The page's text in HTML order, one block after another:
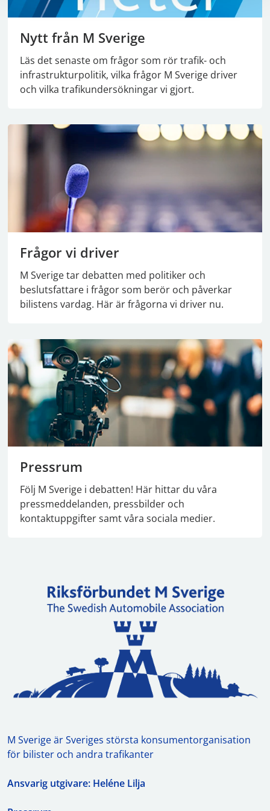
Nytt från M Sverige
Läs det senaste om frågor som rör trafik- och
infrastrukturpolitik, vilka frågor M Sverige driver
och vilka trafikundersökningar vi gjort.
Frågor vi driver
M Sverige tar debatten med politiker och
beslutsfattare i frågor som berör och påverkar
bilistens vardag. Här är frågorna vi driver nu.
Pressrum
Följ M Sverige i debatten! Här hittar du våra
pressmeddelanden, pressbilder och
kontaktuppgifter samt våra sociala medier.
M Sverige är Sveriges största konsumentorganisation
för bilister och andra trafikanter
Ansvarig utgivare: Heléne Lilja